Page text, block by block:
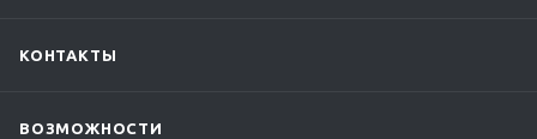
КОНТАКТЫ
ВОЗМОЖНОСТИ